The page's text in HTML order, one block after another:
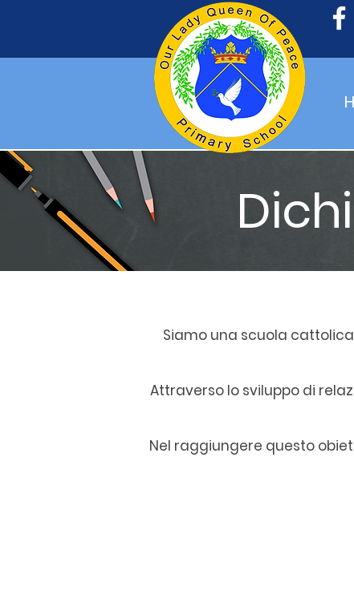
Siamo una scuola
Attraverso lo sviluppo di
Nel raggiungere questo